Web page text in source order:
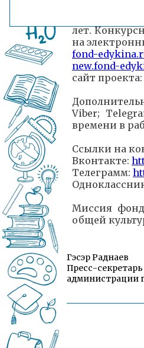
Конкурс
дорогам
лет.
на
fond-
new.fond-
сайт проекта:
Viber;
времени в
Ссылки на
Вконтакте:
Телеграмм:
Миссия
общей
Гэсэр Раднаев
Пресс-
администрации